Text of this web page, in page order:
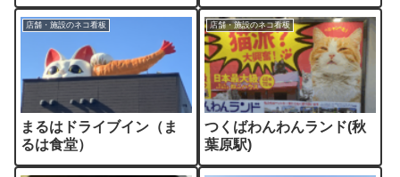
店舗・施設のネコ看板
まるはドライブイン（ま
るは食堂）
店舗・施設のネコ看板
つくばわんわんランド(秋
葉原駅)